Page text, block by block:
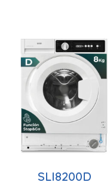
SLI8200D
Capacité de
charge 8 kg
Centrifugation
1200 rpm
l'affichage par